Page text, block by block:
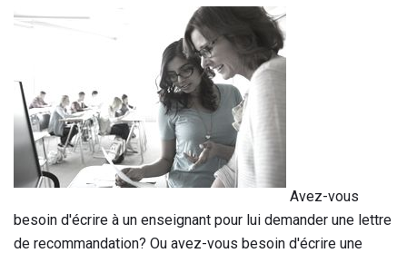
Avez-vous
besoin d'écrire à un enseignant pour lui demander une lettre
de recommandation? Ou avez-vous besoin d'écrire une